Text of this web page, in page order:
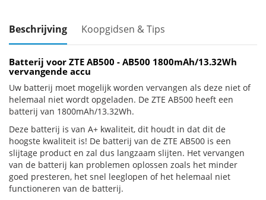
Beschrijving Koopgidsen & Tips
Batterij voor ZTE AB500 - AB500 1800mAh/13.32Wh
vervangende accu
Uw batterij moet mogelijk worden vervangen als deze niet of
helemaal niet wordt opgeladen. De ZTE AB500 heeft een
batterij van 1800mAh/13.32Wh.
Deze batterij is van A+ kwaliteit, dit houdt in dat dit de
hoogste kwaliteit is! De batterij van de ZTE AB500 is een
slijtage product en zal dus langzaam slijten. Het vervangen
van de batterij kan problemen oplossen zoals het minder
goed presteren, het snel leeglopen of het helemaal niet
functioneren van de batterij.